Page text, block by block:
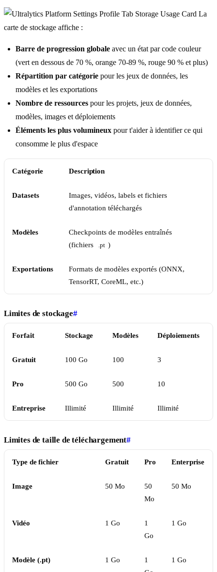
La
carte de stockage affiche :
Barre de progression globale avec un état par code couleur
(vert en dessous de 70 %, orange 70-89 %, rouge 90 % et plus)
Répartition par catégorie pour les jeux de données, les
modèles et les exportations
Nombre de ressources pour les projets, jeux de données,
modèles, images et déploiements
Éléments les plus volumineux pour t'aider à identifier ce qui
consomme le plus d'espace
Catégorie Description
Datasets
Images, vidéos, labels et fichiers
d'annotation téléchargés
Modèles
Checkpoints de modèles entraînés
(fichiers
.pt )
Exportations
Formats de modèles exportés (ONNX,
TensorRT, CoreML, etc.)
Limites de stockage#
Forfait Stockage Modèles Déploiements
Gratuit 100 Go 100 3
Pro 500 Go 500 10
Entreprise Illimité Illimité Illimité
Limites de taille de téléchargement#
Type de fichier Gratuit Pro Enterprise
Image 50 Mo
50
Mo
50 Mo
Vidéo 1 Go
1
Go
1 Go
Modèle (.pt) 1 Go
1
1 Go